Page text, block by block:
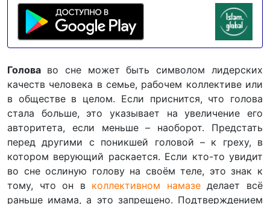
Голова во сне может быть символом лидерских
качеств человека в семье, рабочем коллективе или
в обществе в целом. Если приснится, что голова
стала больше, это указывает на увеличение его
авторитета, если меньше – наоборот. Предстать
перед другими с поникшей головой – к греху, в
котором верующий раскается. Если кто-то увидит
во сне ослиную голову на своём теле, это знак к
тому, что он в коллективном намазеделает всё
раньше имама, а это запрещено. Подтверждением